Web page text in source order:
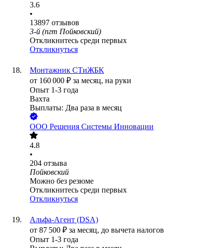
3.6
•
13897 отзывов
3-й (пгт Пойковский)
Откликнитесь среди первых
Откликнуться
Монтажник СТиЖБК
от 160 000 ₽ за месяц, на руки
Опыт 1-3 года
Вахта
Выплаты: Два раза в месяц
ООО Решения Системы Инновации
4.8
•
204 отзыва
Пойковский
Можно без резюме
Откликнитесь среди первых
Откликнуться
Альфа-Агент (DSA)
от 87 500 ₽ за месяц, до вычета налогов
Опыт 1-3 года